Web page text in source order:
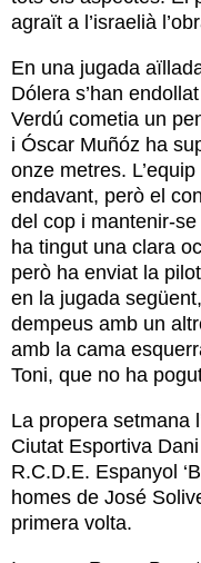
agraït a l’israelià
En una jugada
Dólera s’han
Verdú cometia un
i Óscar Muñóz ha
onze metres.
endavant, però el
del cop i mantenir-
ha tingut una clara
però ha enviat la
en la jugada
dempeus amb un
amb la cama
Toni, que no ha
La propera setmana
Ciutat Esportiva
R.C.D.E. Espanyol
homes de José
primera volta.